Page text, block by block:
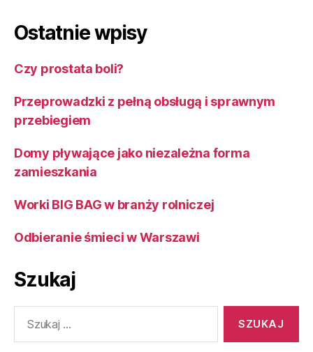
Ostatnie wpisy
Czy prostata boli?
Przeprowadzki z pełną obsługą i sprawnym
przebiegiem
Domy pływające jako niezależna forma
zamieszkania
Worki BIG BAG w branży rolniczej
Odbieranie śmieci w Warszawi
Szukaj